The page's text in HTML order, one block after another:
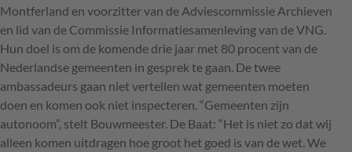
Montferland en voorzitter van de Adviescommissie Archieven
en lid van de Commissie Informatiesamenleving van deVNG
Hun doel is om de komende drie jaar met 80 procent van de
Nederlandse gemeenten in gesprek te gaan. De twee
ambassadeurs gaan niet vertellen wat gemeenten moeten
doen en komen ook niet inspecteren. “Gemeenten zijn
autonoom”, stelt Bouwmeester. De Baat: “Het is niet zo dat wij
alleen komen uitdragen hoe groot het goed is van de wet. We